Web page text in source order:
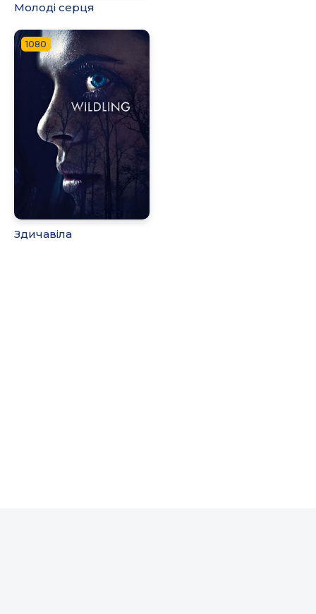
Молоді серця
1080
Здичавіла